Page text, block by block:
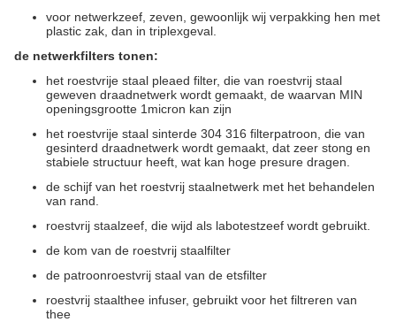
voor netwerkzeef, zeven, gewoonlijk wij verpakking hen met
plastic zak, dan in triplexgeval.
de netwerkfilters tonen:
het roestvrije staal pleaed filter, die van roestvrij staal
geweven draadnetwerk wordt gemaakt, de waarvan MIN
openingsgrootte 1micron kan zijn
het roestvrije staal sinterde 304 316 filterpatroon, die van
gesinterd draadnetwerk wordt gemaakt, dat zeer stong en
stabiele structuur heeft, wat kan hoge presure dragen.
de schijf van het roestvrij staalnetwerk met het behandelen
van rand.
roestvrij staalzeef, die wijd als labotestzeef wordt gebruikt.
de kom van de roestvrij staalfilter
de patroonroestvrij staal van de etsfilter
roestvrij staalthee infuser, gebruikt voor het filtreren van
thee